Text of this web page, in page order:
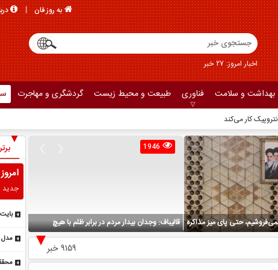
به روز فان
اخبار امروز: 27 خبر
بهداشت و سلامت فناوری طبیعت و محیط زیست گردشگری و مهاجرت
حتی پای میز مذاکره
1946
قالیباف: وجدان بیدار مردم در برابر ظلم با هیچ
تهدیدی خاموش نخواهد شد
۱۴۰۵ به مجلس می‌رود
9159 خبر
امروز
جدید